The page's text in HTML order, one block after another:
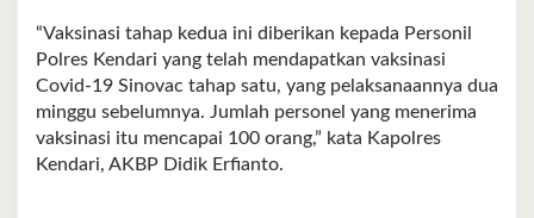
“Vaksinasi tahap kedua ini diberikan kepada Personil
Polres Kendari yang telah mendapatkan vaksinasi
Covid-19 Sinovac tahap satu, yang pelaksanaannya dua
minggu sebelumnya. Jumlah personel yang menerima
vaksinasi itu mencapai 100 orang,” kata Kapolres
Kendari, AKBP Didik Erfianto.